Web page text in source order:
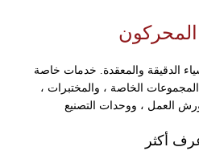
الدقيقة والمعقدة. خدمات خاصة
الخاصة ، والمختبرات ،